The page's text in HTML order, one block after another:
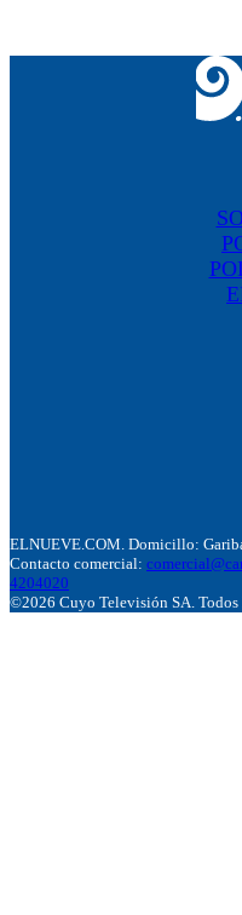
ELNUEVE.COM. Domicillo:
Contacto comercial:
4204020
©2026 Cuyo Televisión SA. Todos